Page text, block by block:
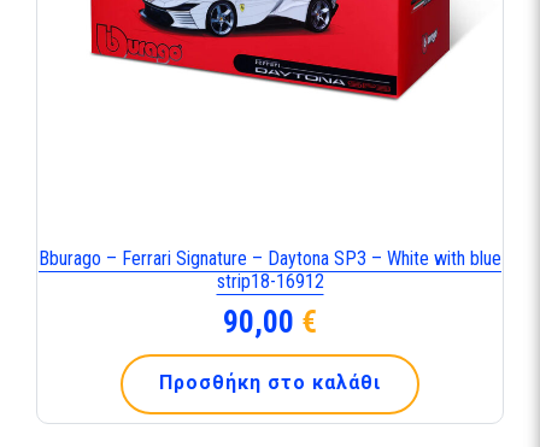
Bburago – Ferrari Signature – Daytona SP3 – White with blue
strip18-16912
90,00 €
Προσθήκη στο καλάθι